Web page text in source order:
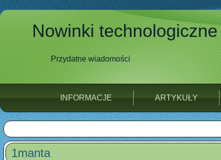
Nowinki technologiczne
Przydatne wiadomości
INFORMACJE ARTYKUŁY
1manta